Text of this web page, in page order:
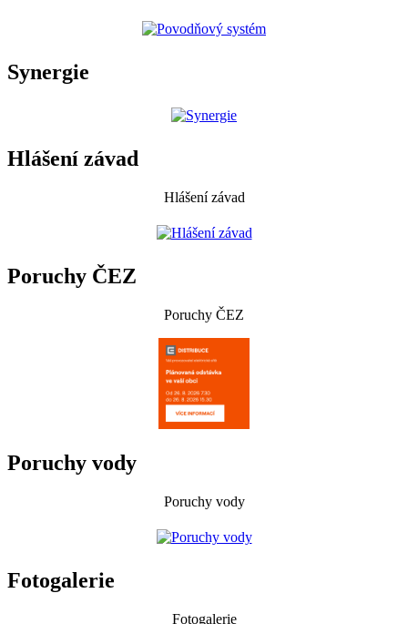
Synergie
Hlášení závad
Hlášení závad
Poruchy ČEZ
Poruchy ČEZ
Poruchy vody
Poruchy vody
Fotogalerie
Fotogalerie